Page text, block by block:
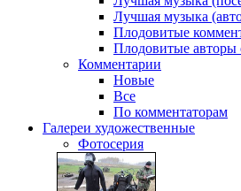
Лучшая музыка
Плодовитые
Плодовитые авторы
Комментарии
Новые
Все
По комментаторам
Галереи художественные
Фотосерия